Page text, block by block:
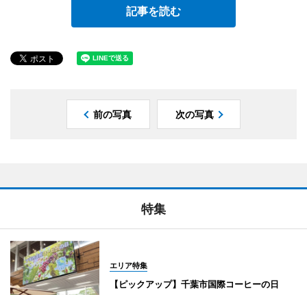
記事を読む
前の写真 次の写真
特集
エリア特集
【ピックアップ】千葉市国際コーヒーの日